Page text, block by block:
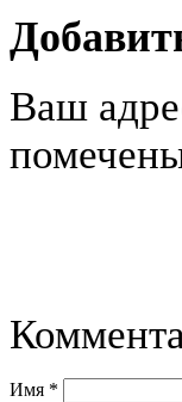
Ваш
Имя *